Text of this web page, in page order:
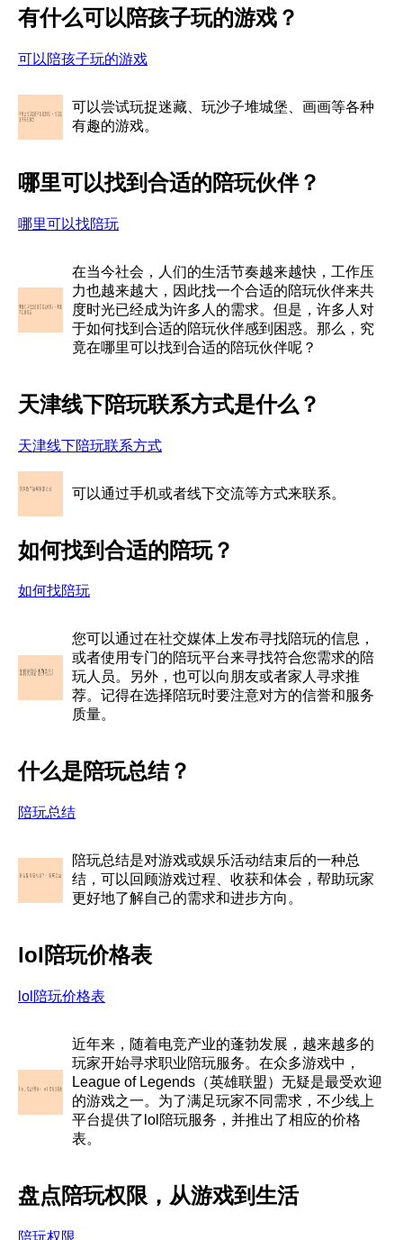
有什么可以陪孩子玩的游戏？
可以陪孩子玩的游戏
可以尝试玩捉迷藏、玩沙子堆城堡、画画等各种
有趣的游戏。
哪里可以找到合适的陪玩伙伴？
哪里可以找陪玩
在当今社会，人们的生活节奏越来越快，工作压
力也越来越大，因此找一个合适的陪玩伙伴来共
度时光已经成为许多人的需求。但是，许多人对
于如何找到合适的陪玩伙伴感到困惑。那么，究
竟在哪里可以找到合适的陪玩伙伴呢？
天津线下陪玩联系方式是什么？
天津线下陪玩联系方式
可以通过手机或者线下交流等方式来联系。
如何找到合适的陪玩？
如何找陪玩
您可以通过在社交媒体上发布寻找陪玩的信息，
或者使用专门的陪玩平台来寻找符合您需求的陪
玩人员。另外，也可以向朋友或者家人寻求推
荐。记得在选择陪玩时要注意对方的信誉和服务
质量。
什么是陪玩总结？
陪玩总结
陪玩总结是对游戏或娱乐活动结束后的一种总
结，可以回顾游戏过程、收获和体会，帮助玩家
更好地了解自己的需求和进步方向。
lol陪玩价格表
lol陪玩价格表
近年来，随着电竞产业的蓬勃发展，越来越多的
玩家开始寻求职业陪玩服务。在众多游戏中，
League of Legends（英雄联盟）无疑是最受欢迎
的游戏之一。为了满足玩家不同需求，不少线上
平台提供了lol陪玩服务，并推出了相应的价格
表。
盘点陪玩权限，从游戏到生活